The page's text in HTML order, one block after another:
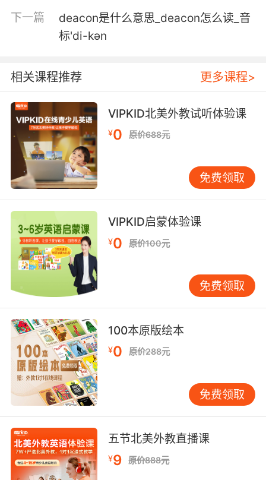
6. A dear, dear friend of mine has gone
我亲爱的挚友不见了 必须要找到她
7. In short, my dear, dear children, not only
have we forgotten to play, we have forgotten
to be happy.
簡而言之 我最親愛 最親愛的孩子們 我們不只忘
了去玩耍 我們還忘記了去快樂
8. I need a drink because a dear, dear friend
of mine has been keeping secrets from me.
我得喝一杯 因为有一位尊敬可爱的 老朋友对我守
口如瓶
9. Lord, guard what I hold dear, and let me
上帝 守护我所珍重的一切 不要让我对这世上的一
切 过于依赖
10. Oh, dear, oh, dear, my poor, delicate
fingers, but success I eventually did make
mine.
亲爱的 亲爱的 我可怜又较弱的手指 但我最终成
功了
下一篇
deacon是什么意思_deacon怎么读_音
标'di-kən
相关课程推荐 更多课程>
VIPKID北美外教试听体验课
¥0 原价688元
免费领取
VIPKID启蒙体验课
¥0 原价100元
免费领取
100本原版绘本
¥0 原价288元
免费领取
五节北美外教直播课
¥9 原价888元